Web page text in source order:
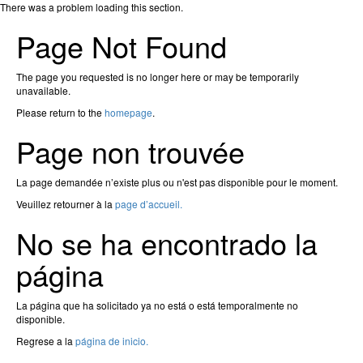
There was a problem loading this section.
Page Not Found
The page you requested is no longer here or may be temporarily
unavailable.
Please return to thehomepage.
Page non trouvée
La page demandée n’existe plus ou n'est pas disponible pour le moment.
Veuillez retourner à la page d’accueil.
No se ha encontrado la
página
La página que ha solicitado ya no está o está temporalmente no
disponible.
Regrese a la página de inicio.